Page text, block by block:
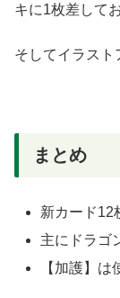
キに1枚差して
そしてイラスト
まとめ
新カード12
主にドラゴ
【加護】